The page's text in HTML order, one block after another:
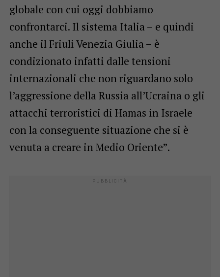
globale con cui oggi dobbiamo
confrontarci. Il sistema Italia – e quindi
anche il Friuli Venezia Giulia – è
condizionato infatti dalle tensioni
internazionali che non riguardano solo
l’aggressione della Russia all’Ucraina o gli
attacchi terroristici di Hamas in Israele
con la conseguente situazione che si è
venuta a creare in Medio Oriente”.